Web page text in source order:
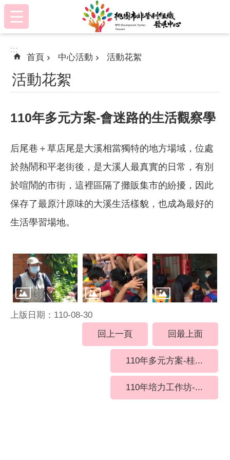
跳到主要內容區塊
:::
:::
首頁 中心活動 活動花絮
活動花絮
110年多元方案-會迷路的生活觀察學
后尾巷＋草店尾是大溪相當獨特的地方場域，位處
於熱鬧和平老街後，是大溪人最真實的日常，有別
於喧鬧的市街，這裡區隔了攤販集市的紛擾，因此
保存了最原汁原味的大溪生活樣貌，也成為最好的
生活學習場地。
上版日期：110-08-30
回上一頁
回最上面
110年多元方案-桂...
110年培力工作坊-...